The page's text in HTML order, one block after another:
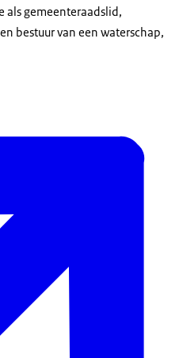
als gemeenteraadslid,
bestuur van een waterschap,